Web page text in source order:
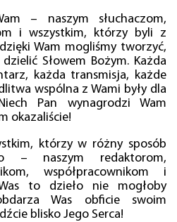
– naszym słuchaczom,
i wszystkim, którzy byli z
Wam mogliśmy tworzyć,
Słowem Bożym. Każda
każda transmisja, każde
wspólna z Wami były dla
Pan wynagrodzi Wam
okazaliście!
którzy w różny sposób
– naszym redaktorom,
współpracownikom i
to dzieło nie mogłoby
Was obficie swoim
blisko Jego Serca!